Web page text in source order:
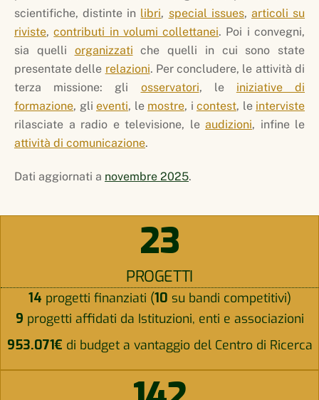
scientifiche, distinte in libri, special issues, articoli su
riviste,contributi in volumi collettanei. Poi i convegni,
sia quelli organizzati che quelli in cui sono state
presentate delle relazioni. Per concludere, le attività di
terza missione: gli osservatori, le iniziative di
formazione, gli eventi, le mostre, i contest, le interviste
rilasciate a radio e televisione, le audizioni, infine le
attività di comunicazione.
Dati aggiornati a novembre 2025.
23
PROGETTI
14 progetti finanziati (10 su bandi competitivi)
9 progetti affidati da Istituzioni, enti e associazioni
953.071€ di budget a vantaggio del Centro di Ricerca